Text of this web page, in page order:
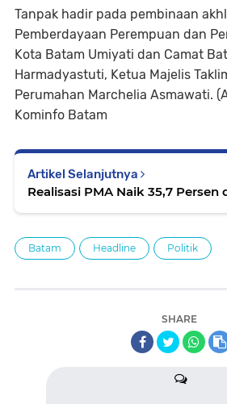
Tanpak hadir pada pembinaan
Pemberdayaan Perempuan dan
Kota Batam Umiyati dan Camat
Harmadyastuti, Ketua Majelis
Perumahan Marchelia Asmawati.
Kominfo Batam
Artikel Selanjutnya
Realisasi PMA Naik 35,7 Persen
Batam Headline Politik
SHARE